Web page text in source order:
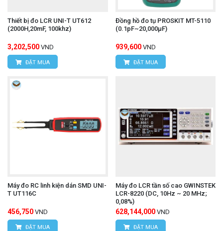
Thiết bị đo LCR UNI-T UT612
(2000H,20mF, 100khz)
3,202,500 VND
ĐẶT MUA
Đồng hồ đo tụ PROSKIT MT-5110
(0.1pF~20,000μF)
939,600 VND
ĐẶT MUA
Máy đo RC linh kiện dán SMD UNI-
T UT116C
456,750 VND
ĐẶT MUA
Máy đo LCR tần số cao GWINSTEK
LCR-8220 (DC, 10Hz ~ 20 MHz;
0,08%)
628,144,000 VND
ĐẶT MUA